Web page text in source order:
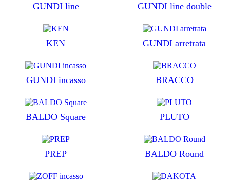
GUNDI line GUNDI line double
KEN GUNDI arretrata
GUNDI incasso BRACCO
BALDO Square PLUTO
PREP BALDO Round